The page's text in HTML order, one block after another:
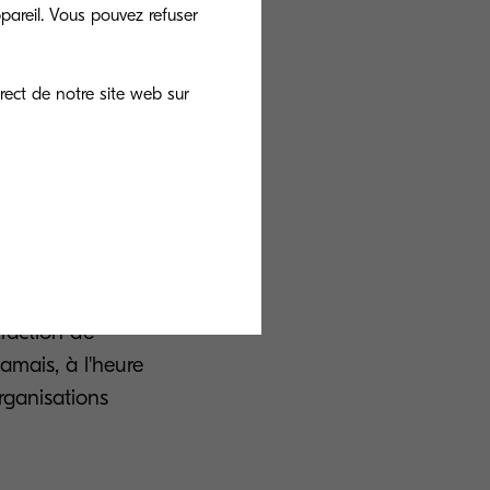
à la
réduit son
du
de
à l'heure
Vous pouvez refuser
de notre site web sur